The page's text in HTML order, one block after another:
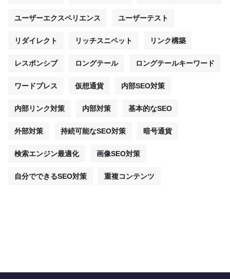
ユーザーエクスペリエンス ユーザーテスト
リダイレクト リッチスニペット リンク構築
レスポンシブ ロングテール ロングテールキーワード
ワードプレス 仮想通貨 内部SEO対策
内部リンク対策 内部対策 基本的なSEO
外部対策 持続可能なSEO対策 暗号通貨
検索エンジン最適化 画像SEO対策
自分でできるSEO対策 重複コンテンツ